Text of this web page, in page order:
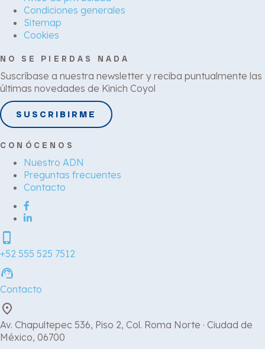
Condiciones generales
Sitemap
Cookies
NO SE PIERDAS NADA
Suscríbase a nuestra newsletter y reciba puntualmente las
últimas novedades de Kinich Coyol
SUSCRIBIRME
CONÓCENOS
Nuestro ADN
Preguntas frecuentes
Contacto
phone_iphone
+52 555 525 7512
support_agent
Contacto
place
Av. Chapultepec 536, Piso 2, Col. Roma Norte · Ciudad de
México, 06700